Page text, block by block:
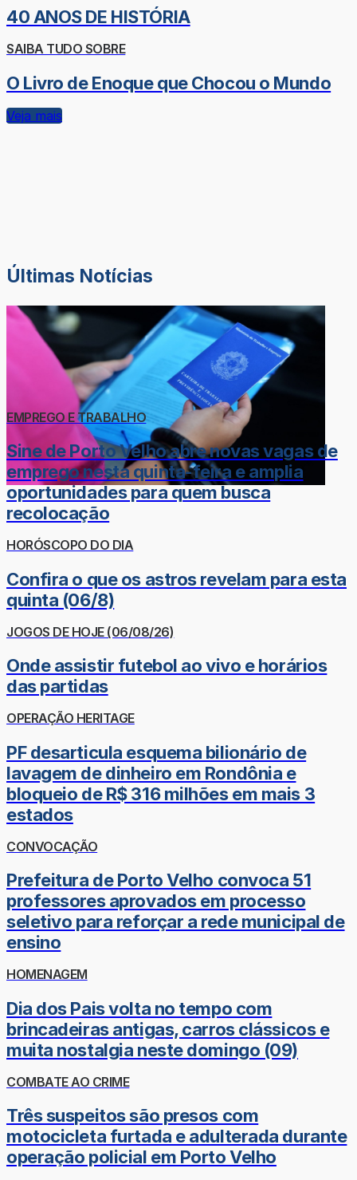
40 ANOS DE HISTÓRIA
SAIBA TUDO SOBRE
O Livro de Enoque que Chocou o Mundo
Veja mais
Últimas Notícias
EMPREGO E TRABALHO
Sine de Porto Velho abre novas vagas de
emprego nesta quinta-feira e amplia
oportunidades para quem busca
recolocação
HORÓSCOPO DO DIA
Confira o que os astros revelam para esta
quinta (06/8)
JOGOS DE HOJE (06/08/26)
Onde assistir futebol ao vivo e horários
das partidas
OPERAÇÃO HERITAGE
PF desarticula esquema bilionário de
lavagem de dinheiro em Rondônia e
bloqueio de R$ 316 milhões em mais 3
estados
CONVOCAÇÃO
Prefeitura de Porto Velho convoca 51
professores aprovados em processo
seletivo para reforçar a rede municipal de
ensino
HOMENAGEM
Dia dos Pais volta no tempo com
brincadeiras antigas, carros clássicos e
muita nostalgia neste domingo (09)
COMBATE AO CRIME
Três suspeitos são presos com
motocicleta furtada e adulterada durante
operação policial em Porto Velho